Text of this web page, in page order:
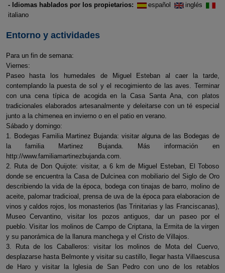
- Idiomas hablados por los propietarios: español
inglés
italiano
Entorno y actividades
Para un fin de semana:
Viernes:
Paseo hasta los humedales de Miguel Esteban al caer la tarde,
contemplando la puesta de sol y el recogimiento de las aves. Terminar
con una cena típica de acogida en la Casa Santa Ana, con platos
tradicionales elaborados artesanalmente y deleitarse con un té especial
junto a la chimenea en invierno o en el patio en verano.
Sábado y domingo:
1. Bodegas Familia Martinez Bujanda: visitar alguna de las Bodegas de
la familia Martinez Bujanda. Más información en
http://www.familiamartinezbujanda.com.
2. Ruta de Don Quijote: visitar, a 6 km de Miguel Esteban, El Toboso
donde se encuentra la Casa de Dulcinea con mobiliario del Siglo de Oro
describiendo la vida de la época, bodega con tinajas de barro, molino de
aceite, palomar tradicioal, prensa de uva de la época para elaboracion de
vinos y caldos rojos, los monasterios (las Trinitarias y las Franciscanas),
Museo Cervantino, visitar los pozos antiguos, dar un paseo por el
pueblo. Visitar los molinos de Campo de Criptana, la Ermita de la virgen
y su panorámica de la llanura manchega y el Cristo de Villajos.
3. Ruta de los Caballeros: visitar los molinos de Mota del Cuervo,
desplazarse hasta Belmonte y visitar su castillo, llegar hasta Villaescusa
de Haro y visitar la Iglesia de San Pedro con uno de los retablos